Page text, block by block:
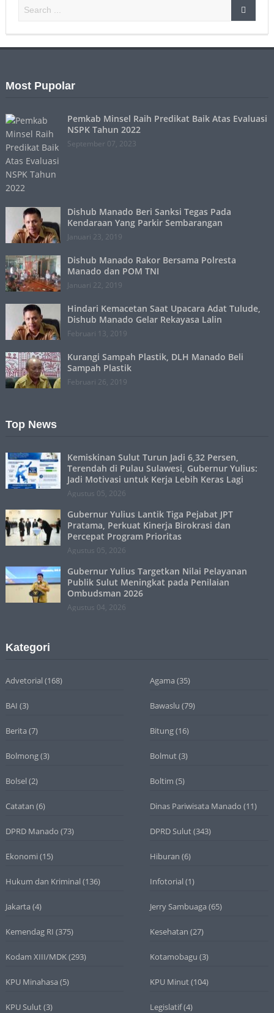
Most Pupolar
Pemkab Minsel Raih Predikat Baik Atas Evaluasi
NSPK Tahun 2022
September 07, 2023
Dishub Manado Beri Sanksi Tegas Pada
Kendaraan Yang Parkir Sembarangan
Januari 23, 2019
Dishub Manado Rakor Bersama Polresta
Manado dan POM TNI
Januari 22, 2019
Hindari Kemacetan Saat Upacara Adat Tulude,
Dishub Manado Gelar Rekayasa Lalin
Februari 13, 2019
Kurangi Sampah Plastik, DLH Manado Beli
Sampah Plastik
Februari 26, 2019
Top News
Kemiskinan Sulut Turun Jadi 6,32 Persen,
Terendah di Pulau Sulawesi, Gubernur Yulius:
Jadi Motivasi untuk Kerja Lebih Keras Lagi
Agustus 05, 2026
Gubernur Yulius Lantik Tiga Pejabat JPT
Pratama, Perkuat Kinerja Birokrasi dan
Percepat Program Prioritas
Agustus 05, 2026
Gubernur Yulius Targetkan Nilai Pelayanan
Publik Sulut Meningkat pada Penilaian
Ombudsman 2026
Agustus 04, 2026
Kategori
Advetorial (168) Agama (35)
BAI (3) Bawaslu (79)
Berita (7) Bitung(16)
Bolmong(3) Bolmut(3)
Bolsel (2) Boltim (5)
Catatan (6) Dinas Pariwisata Manado (11)
DPRD Manado (73) DPRD Sulut(343)
Ekonomi (15) Hiburan (6)
Hukum dan Kriminal (136) Infotorial (1)
Jakarta (4) Jerry Sambuaga (65)
Kemendag RI (375) Kesehatan (27)
Kodam XIII/MDK(293) Kotamobagu (3)
KPU Minahasa (5) KPU Minut(104)
KPU Sulut(3) Legislatif(4)